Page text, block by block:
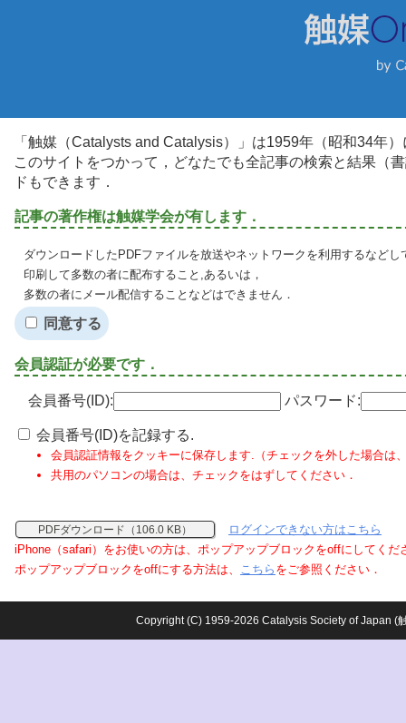
「触媒（Catalysts and Catalysis）」は1959年（昭和34年
このサイトをつかって，どなたでも全記事の検索と結果（
ドもできます．
記事の著作権は触媒学会が有します．
ダウンロードしたPDFファイルを放送やネットワークを利用するなど
印刷して多数の者に配布すること,あるいは，
多数の者にメール配信することなどはできません．
同意する
会員認証が必要です．
会員番号(ID): パスワード:
会員番号(ID)を記録する.
会員認証情報をクッキーに保存します.（チェックを外した場合は
共用のパソコンの場合は、チェックをはずしてください．
PDFダウンロード（106.0 KB）
ログインできない方はこちら
iPhone（safari）をお使いの方は、ポップアップブロックをoffにしてくだ
ポップアップブロックをoffにする方法は、 こちら をご参照ください．
Copyright (C) 1959-2026 Catalysis Society of Japan (